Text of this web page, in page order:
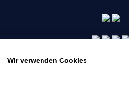
Wir verwenden Cookies